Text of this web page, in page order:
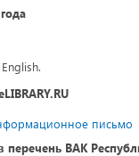
письмо
перечень ВАК